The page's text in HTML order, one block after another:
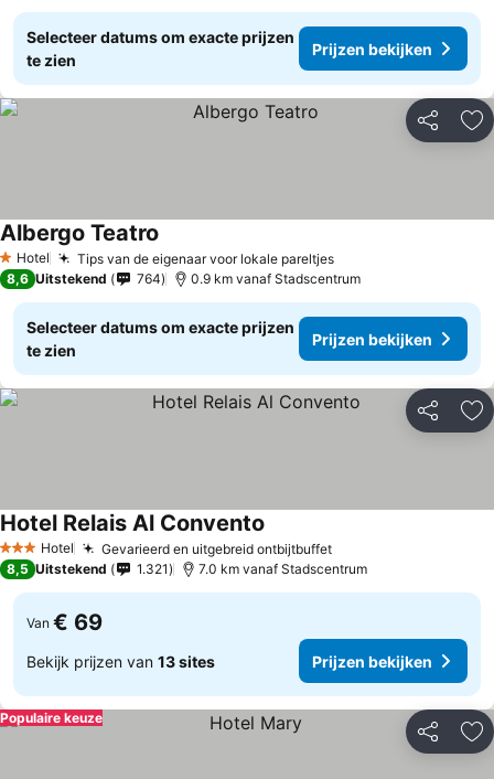
Selecteer datums om exacte prijzen
te zien
Prijzen bekijken
Delen
1 Sterren
Hotel Tips van de eigenaar voor lokale pareltjes
Albergo Teatro
8,6 Uitstekend 764 0.9 km vanaf Stadscentrum
Selecteer datums om exacte prijzen
te zien
Prijzen bekijken
Delen
3 SterrenHotel Gevarieerd en uitgebreid ontbijtbuffet
Hotel Relais Al Convento
8,5 Uitstekend 1.321 7.0 km vanaf Stadscentrum
Van € 69
Bekijk prijzen van 13 sites Prijzen bekijken
Delen
Populaire keuze